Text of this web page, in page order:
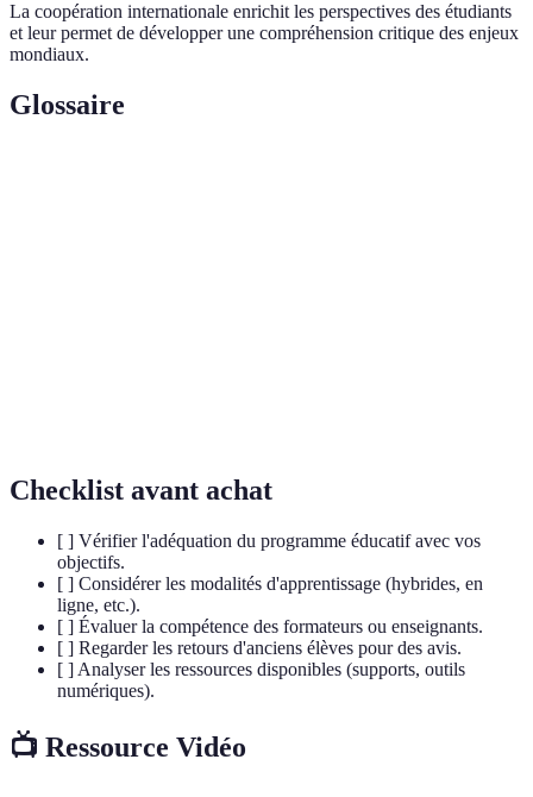
La coopération internationale enrichit les perspectives des étudiants
et leur permet de développer une compréhension critique des enjeux
mondiaux.
Glossaire
Checklist avant achat
[ ] Vérifier l'adéquation du programme éducatif avec vos
objectifs.
[ ] Considérer les modalités d'apprentissage (hybrides, en
ligne, etc.).
[ ] Évaluer la compétence des formateurs ou enseignants.
[ ] Regarder les retours d'anciens élèves pour des avis.
[ ] Analyser les ressources disponibles (supports, outils
numériques).
📺 Ressource Vidéo